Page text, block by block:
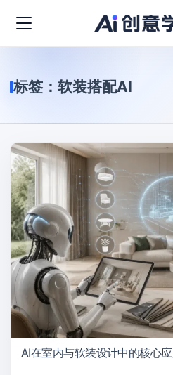
标签： 软装搭配AI
AI在室内与软装设计中的核心